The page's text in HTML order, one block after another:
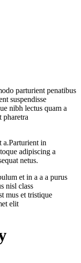
parturient penatibus
suspendisse
nibh lectus quam a
pharetra
a.Parturient in
adipiscing a
netus.
et in a a a purus
nisl class
mus et tristique
elit